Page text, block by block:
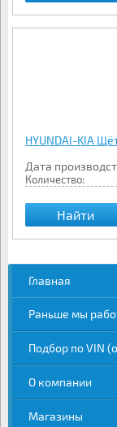
HYUNDAI-KIA
Дата
Количество:
Найти
Главная
Раньше мы
Подбор по VIN
О компании
Магазины